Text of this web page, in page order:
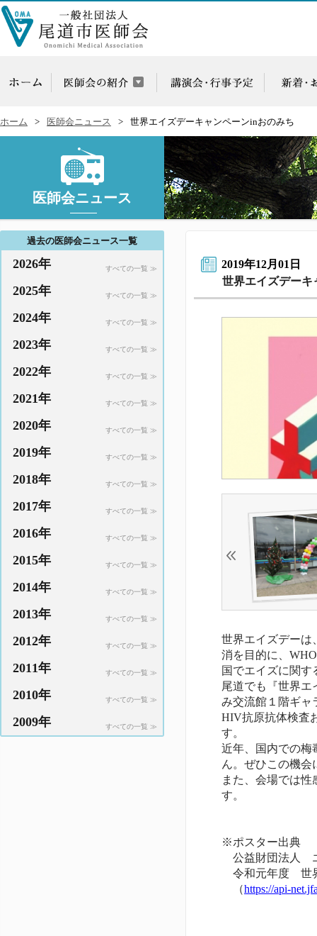
ホーム 医師会ニュース 世界エイズデーキャンペーンinおのみち
医師会ニュース
2019年12月01日
世界エイズデーキ
世界エイズデーは
消を目的に、
国でエイズに関す
尾道でも『世界エ
み交流館１階ギャ
HIV抗原抗体検査
す。
近年、国内での梅
ん。ぜひこの機会
また、会場では
す。
※ポスター出典
公益財団法人
令和元年度 世
（https://api-
過去の医師会ニュース一覧
2026年 すべての一覧 ≫
2025年 すべての一覧 ≫
2024年 すべての一覧 ≫
2023年 すべての一覧 ≫
2022年 すべての一覧 ≫
2021年 すべての一覧 ≫
2020年 すべての一覧 ≫
2019年 すべての一覧 ≫
2018年 すべての一覧 ≫
2017年 すべての一覧 ≫
2016年 すべての一覧 ≫
2015年 すべての一覧 ≫
2014年 すべての一覧 ≫
2013年 すべての一覧 ≫
2012年 すべての一覧 ≫
2011年 すべての一覧 ≫
2010年 すべての一覧 ≫
2009年 すべての一覧 ≫